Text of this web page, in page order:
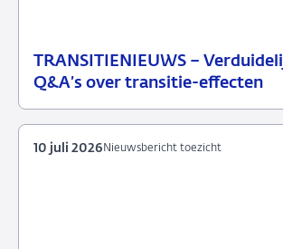
TRANSITIENIEUWS –
Q&A’s over transitie-effecten
13
Nieuwsbericht
Nieuwsbericht toezicht
10 juli 2026